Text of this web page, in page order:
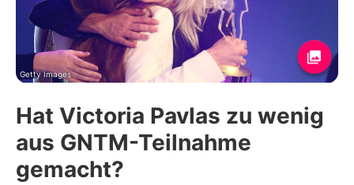
Lifestyle
Familie & Liebe
Promiflash Exklusiv
Alle Themen auf Promiflash
Getty Images
Hat Victoria Pavlas zu wenig
aus GNTM-Teilnahme
gemacht?